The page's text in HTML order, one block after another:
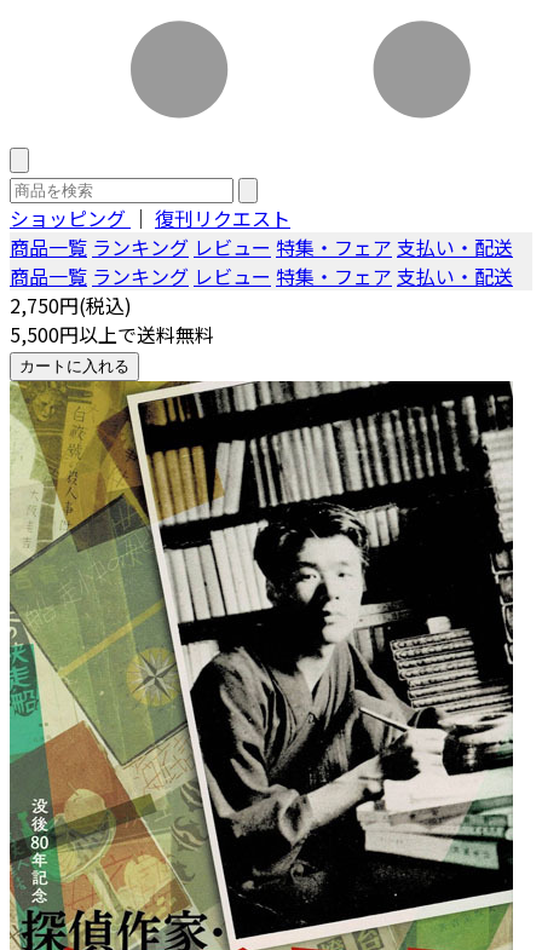
ショッピング ｜ 復刊リクエスト
商品一覧 ランキング レビュー 特集・フェア 支払い・配送
商品一覧 ランキング レビュー 特集・フェア 支払い・配送
2,750円(税込)
5,500円以上で送料無料
カートに入れる